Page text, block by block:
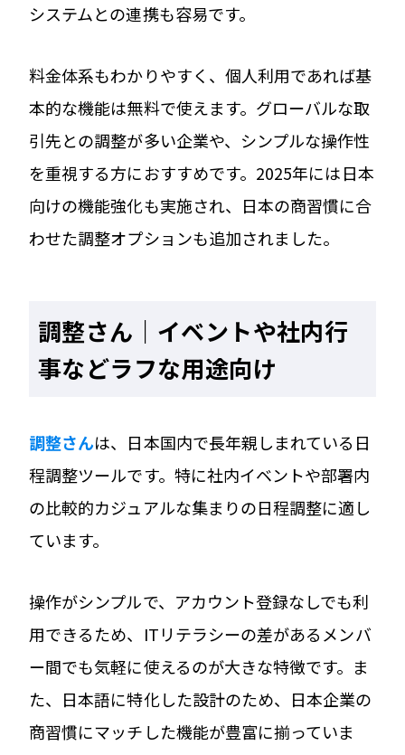
システムとの連携も容易です。
料金体系もわかりやすく、個人利用であれば基
本的な機能は無料で使えます。グローバルな取
引先との調整が多い企業や、シンプルな操作性
を重視する方におすすめです。2025年には日本
向けの機能強化も実施され、日本の商習慣に合
わせた調整オプションも追加されました。
調整さん｜イベントや社内行
事などラフな用途向け
調整さんは、日本国内で長年親しまれている日
程調整ツールです。特に社内イベントや部署内
の比較的カジュアルな集まりの日程調整に適し
ています。
操作がシンプルで、アカウント登録なしでも利
用できるため、ITリテラシーの差があるメンバ
ー間でも気軽に使えるのが大きな特徴です。ま
た、日本語に特化した設計のため、日本企業の
商習慣にマッチした機能が豊富に揃っていま